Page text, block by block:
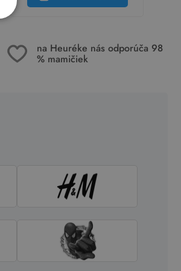
na Heuréke nás odporúča 98
% mamičiek